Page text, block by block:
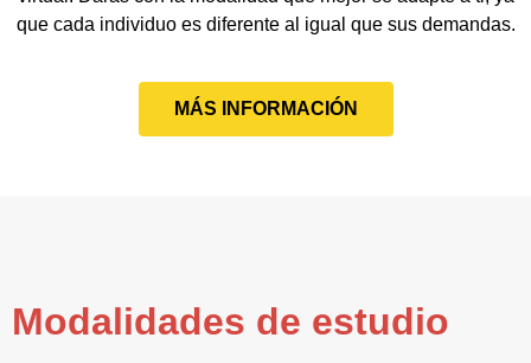
que cada individuo es diferente al igual que sus demandas.
MÁS INFORMACIÓN
Modalidades de estudio